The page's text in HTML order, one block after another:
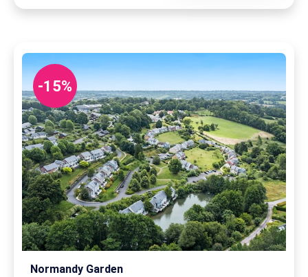
-15%
Normandy Garden